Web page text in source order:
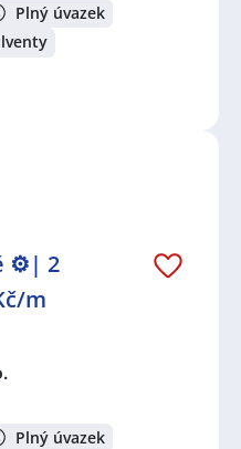
Plný úvazek
⚙️| 2
m
Plný úvazek